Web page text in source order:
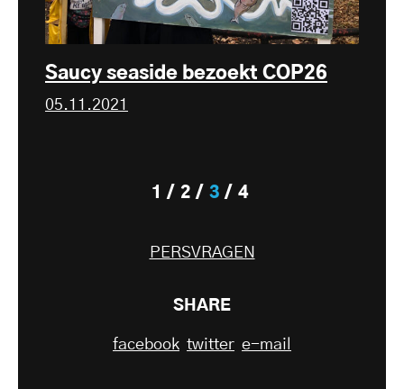
Saucy seaside bezoekt COP26
05.11.2021
1 2 3 4
PERSVRAGEN
SHARE
facebook twitter e-mail